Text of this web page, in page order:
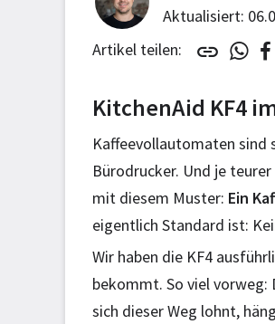
Aktualisiert:
Artikel teilen:
KitchenAid KF4
Kaffeevollautomaten sind
Bürodrucker. Und je
mit diesem Muster: Ein
eigentlich Standard ist:
Wir haben die KF4
bekommt. So viel vorweg:
sich dieser Weg lohnt,